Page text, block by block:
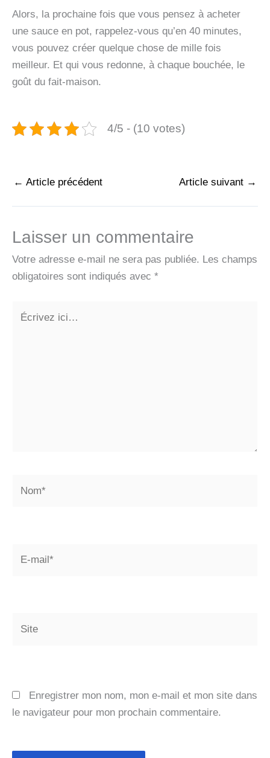
Alors, la prochaine fois que vous pensez à acheter
une sauce en pot, rappelez-vous qu’en 40 minutes,
vous pouvez créer quelque chose de mille fois
meilleur. Et qui vous redonne, à chaque bouchée, le
goût du fait-maison.
4/5 - (10 votes)
← Article précédent Article suivant →
Laisser un commentaire
Votre adresse e-mail ne sera pas publiée. Les champs
obligatoires sont indiqués avec *
Enregistrer mon nom, mon e-mail et mon site dans
le navigateur pour mon prochain commentaire.